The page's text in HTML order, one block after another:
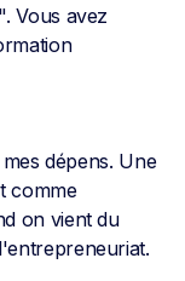
Vous avez
dépens. Une
comme
on vient du